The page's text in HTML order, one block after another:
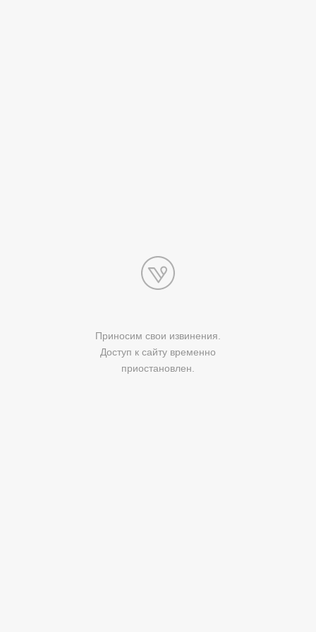
Приносим свои извинения.
Доступ к сайту временно
приостановлен.